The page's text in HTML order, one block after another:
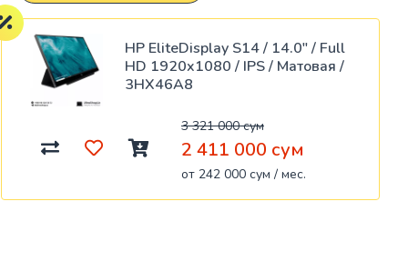
HP EliteDisplay S14 / 14.0" / Full
HD 1920x1080 / IPS / Матовая /
3HX46A8
3 321 000 сум
2 411 000 сум
от 242 000 сум / мес.